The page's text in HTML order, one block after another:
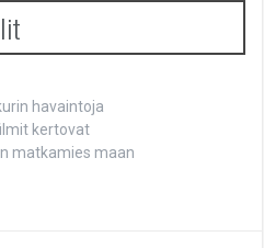
havaintoja
kertovat
matkamies maan